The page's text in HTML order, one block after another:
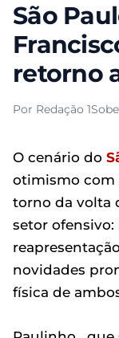
São
retorno
Por Redação
O cenário do
otimismo com
torno da volta
setor ofensivo:
novidades
física de